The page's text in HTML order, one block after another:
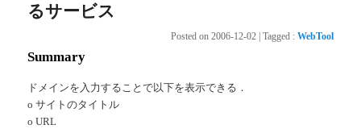
るサービス
Posted on 2006-12-02 Tagged : WebTool
Summary
ドメインを入力することで以下を表示できる．
o サイトのタイトル
o URL